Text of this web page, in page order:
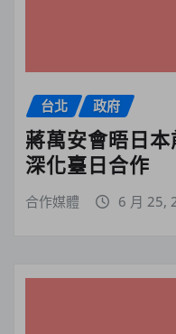
台北 政府
蔣萬安會晤日
深化臺日合作
合作媒體 6 月 25,